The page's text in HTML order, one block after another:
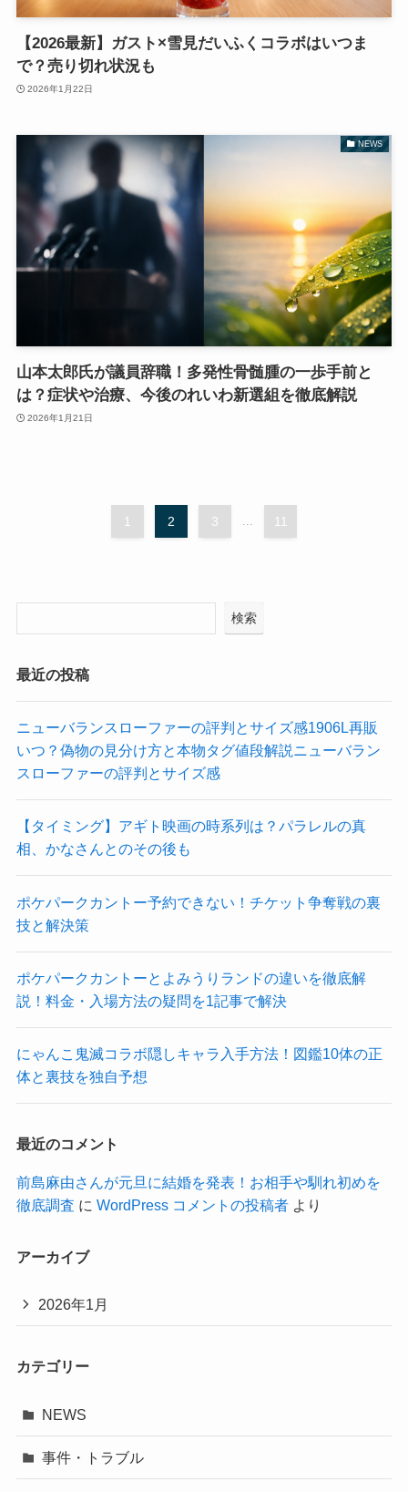
【2026最新】ガスト×雪見だいふくコラボはいつま
で？売り切れ状況も
2026年1月22日
NEWS
山本太郎氏が議員辞職！多発性骨髄腫の一歩手前と
は？症状や治療、今後のれいわ新選組を徹底解説
2026年1月21日
1 2 3 ... 11
検索
最近の投稿
ニューバランスローファーの評判とサイズ感1906L再販
いつ？偽物の見分け方と本物タグ値段解説ニューバラン
スローファーの評判とサイズ感
【タイミング】アギト映画の時系列は？パラレルの真
相、かなさんとのその後も
ポケパークカントー予約できない！チケット争奪戦の裏
技と解決策
ポケパークカントーとよみうりランドの違いを徹底解
説！料金・入場方法の疑問を1記事で解決
にゃんこ鬼滅コラボ隠しキャラ入手方法！図鑑10体の正
体と裏技を独自予想
最近のコメント
前島麻由さんが元旦に結婚を発表！お相手や馴れ初めを
徹底調査 に WordPress コメントの投稿者より
アーカイブ
2026年1月
カテゴリー
NEWS
事件・トラブル